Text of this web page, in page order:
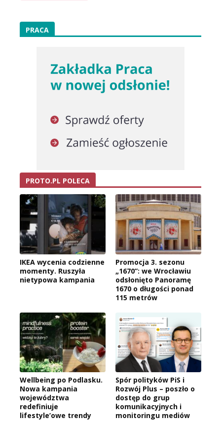
PRACA
PROTO.PL POLECA
IKEA wycenia codzienne
momenty. Ruszyła
nietypowa kampania
Promocja 3. sezonu
„1670”: we Wrocławiu
odsłonięto Panoramę
1670 o długości ponad
115 metrów
Wellbeing po Podlasku.
Nowa kampania
województwa
redefiniuje
lifestyle’owe trendy
Spór polityków PiS i
Rozwój Plus – poszło o
dostęp do grup
komunikacyjnych i
monitoringu mediów